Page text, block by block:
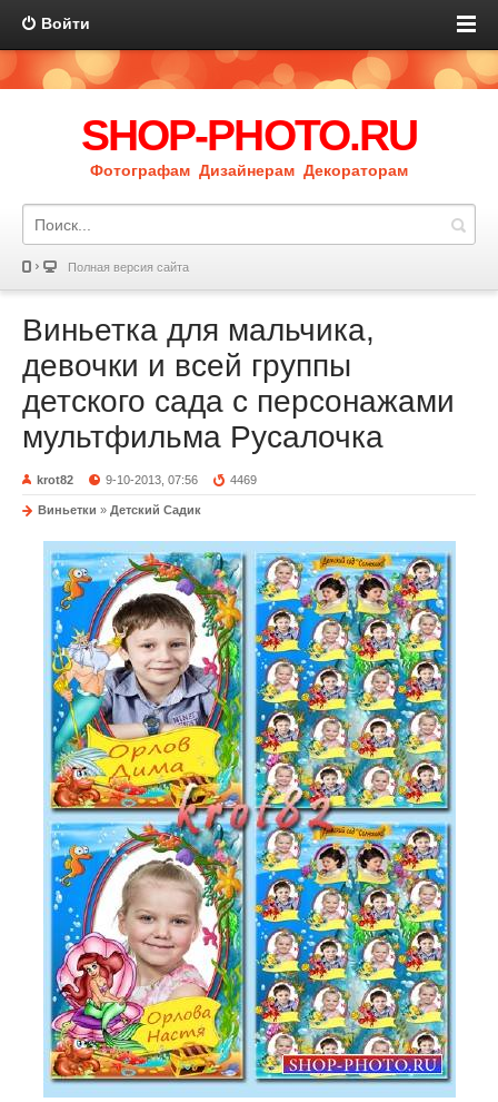
Войти
SHOP-PHOTO.RU
Фотографам Дизайнерам Декораторам
Полная версия сайта
Виньетка для мальчика,
девочки и всей группы
детского сада с персонажами
мультфильма Русалочка
krot82 9-10-2013, 07:56 4469
Виньетки » Детский Садик